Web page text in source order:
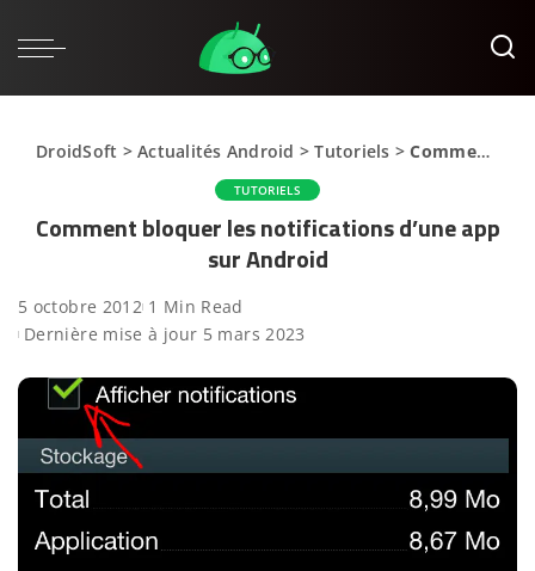
DroidSoft >Actualités Android >Tutoriels >Comment bloquer les notifications d’une app sur Android
TUTORIELS
Comment bloquer les notifications d’une app
sur Android
5 octobre 2012 1 Min Read
Dernière mise à jour 5 mars 2023